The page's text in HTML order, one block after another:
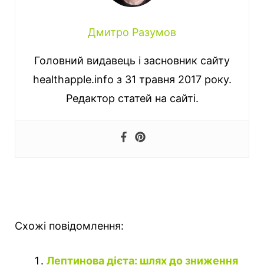
Дмитро Разумов
Головний видавець і засновник сайту
healthapple.info з 31 травня 2017 року.
Редактор статей на сайті.
Схожі повідомлення:
Лептинова дієта: шлях до зниження